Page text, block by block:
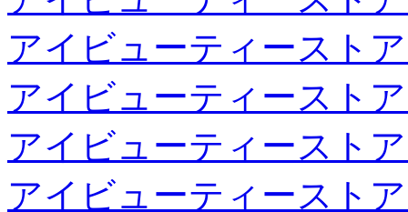
アイビューティースト
アイビューティースト
アイビューティースト
アイビューティースト